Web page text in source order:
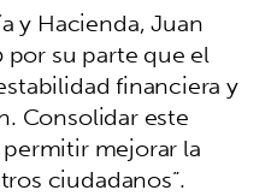
y Hacienda, Juan
su parte que el
financiera y
Consolidar este
mejorar la
ciudadanos”.